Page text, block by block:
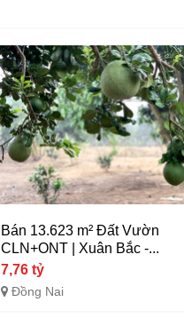
Bán 13.623 m² Đất Vườn
CLN+ONT | Xuân Bắc -...
7,76 tỷ
Đồng Nai